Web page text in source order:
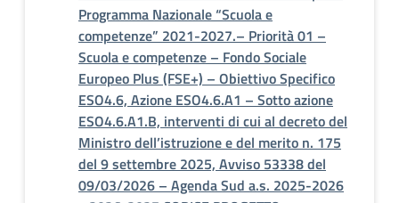
Programma Nazionale “Scuola e
competenze” 2021-2027.– Priorità 01 –
Scuola e competenze – Fondo Sociale
Europeo Plus (FSE+) – Obiettivo Specifico
ESO4.6, Azione ESO4.6.A1 – Sotto azione
ESO4.6.A1.B, interventi di cui al decreto del
Ministro dell’istruzione e del merito n. 175
del 9 settembre 2025, Avviso 53338 del
09/03/2026 – Agenda Sud a.s. 2025-2026